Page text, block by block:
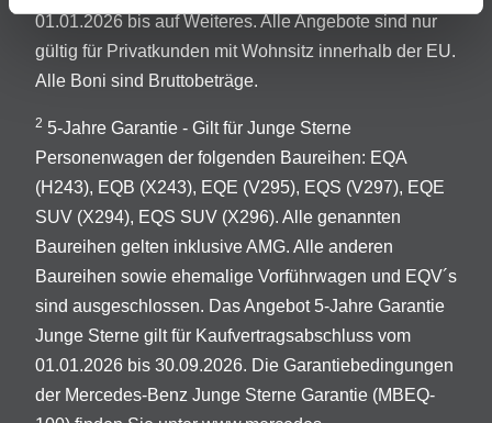
01.01.2026 bis auf Weiteres. Alle Angebote sind nur
gültig für Privatkunden mit Wohnsitz innerhalb der EU.
Alle Boni sind Bruttobeträge.
2 5-Jahre Garantie - Gilt für Junge Sterne
Personenwagen der folgenden Baureihen: EQA
(H243), EQB (X243), EQE (V295), EQS (V297), EQE
SUV (X294), EQS SUV (X296). Alle genannten
Baureihen gelten inklusive AMG. Alle anderen
Baureihen sowie ehemalige Vorführwagen und EQV´s
sind ausgeschlossen. Das Angebot 5-Jahre Garantie
Junge Sterne gilt für Kaufvertragsabschluss vom
01.01.2026 bis 30.09.2026. Die Garantiebedingungen
der Mercedes-Benz Junge Sterne Garantie (MBEQ-